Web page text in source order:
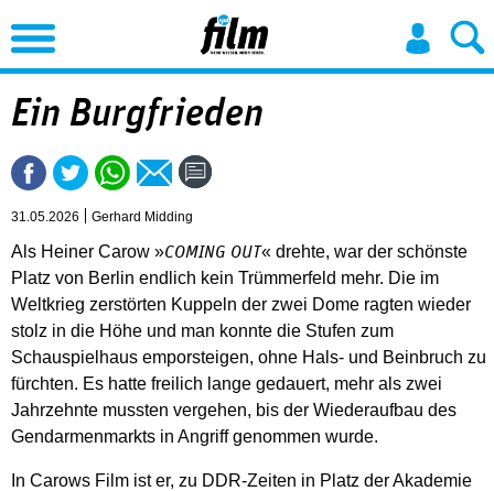
Jump to Navigation
Ein Burgfrieden
31.05.2026 Gerhard Midding
Als Heiner Carow »COMING OUT« drehte, war der schönste
Platz von Berlin endlich kein Trümmerfeld mehr. Die im
Weltkrieg zerstörten Kuppeln der zwei Dome ragten wieder
stolz in die Höhe und man konnte die Stufen zum
Schauspielhaus emporsteigen, ohne Hals- und Beinbruch zu
fürchten. Es hatte freilich lange gedauert, mehr als zwei
Jahrzehnte mussten vergehen, bis der Wiederaufbau des
Gendarmenmarkts in Angriff genommen wurde.
In Carows Film ist er, zu DDR-Zeiten in Platz der Akademie